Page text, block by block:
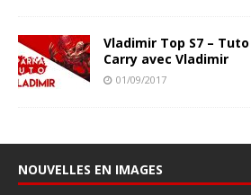
Vladimir Top S7 – Tuto
Carry avec Vladimir
01/09/2017
NOUVELLES EN IMAGES